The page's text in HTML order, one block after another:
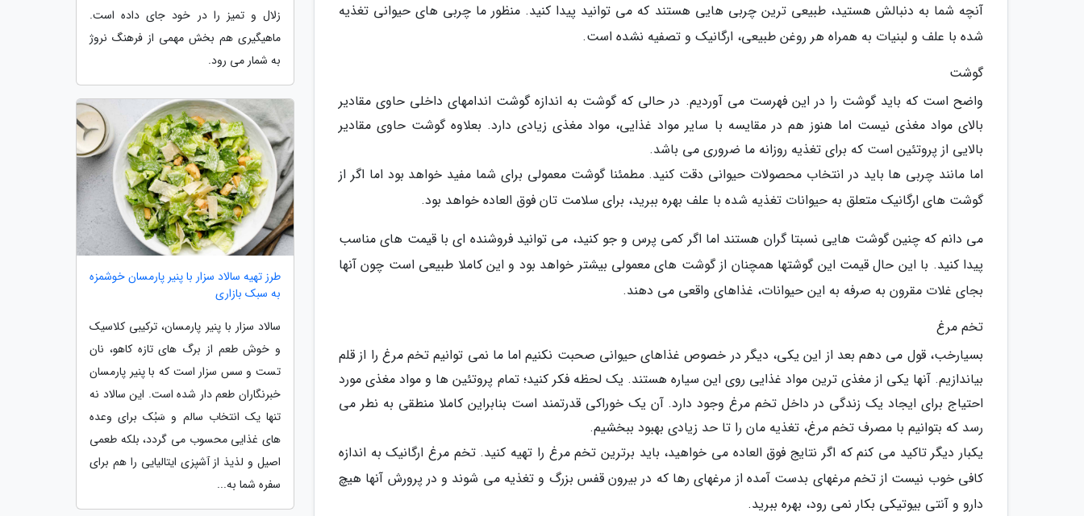
آنچه شما به دنبالش هستید، طبیعی ترین چربی هایی هستند که می توانید پیدا کنید. منظور ما چربی های حیوانی تغذیه
شده با علف و لبنیات به همراه هر روغن طبیعی، ارگانیک و تصفیه نشده است.
گوشت
واضح است که باید گوشت را در این فهرست می آوردیم. در حالی که گوشت به اندازه گوشت اندامهای داخلی حاوی مقادیر
بالای مواد مغذی نیست اما هنوز هم در مقایسه با سایر مواد غذایی، مواد مغذی زیادی دارد. بعلاوه گوشت حاوی مقادیر
بالایی از پروتئین است که برای تغذیه روزانه ما ضروری می باشد.
اما مانند چربی ها باید در انتخاب محصولات حیوانی دقت کنید. مطمئنا گوشت معمولی برای شما مفید خواهد بود اما اگر از
گوشت های ارگانیک متعلق به حیوانات تغذیه شده با علف بهره ببرید، برای سلامت تان فوق العاده خواهد بود.
می دانم که چنین گوشت هایی نسبتا گران هستند اما اگر کمی پرس و جو کنید، می توانید فروشنده ای با قیمت های مناسب
پیدا کنید. با این حال قیمت این گوشتها همچنان از گوشت های معمولی بیشتر خواهد بود و این کاملا طبیعی است چون آنها
بجای غلات مقرون به صرفه به این حیوانات، غذاهای واقعی می دهند.
تخم مرغ
بسیارخب، قول می دهم بعد از این یکی، دیگر در خصوص غذاهای حیوانی صحبت نکنیم اما ما نمی توانیم تخم مرغ را از قلم
بیاندازیم. آنها یکی از مغذی ترین مواد غذایی روی این سیاره هستند. یک لحظه فکر کنید؛ تمام پروتئین ها و مواد مغذی مورد
احتیاج برای ایجاد یک زندگی در داخل تخم مرغ وجود دارد. آن یک خوراکی قدرتمند است بنابراین کاملا منطقی به نطر می
رسد که بتوانیم با مصرف تخم مرغ، تغذیه مان را تا حد زیادی بهبود ببخشیم.
یکبار دیگر تاکید می کنم که اگر نتایج فوق العاده می خواهید، باید برترین تخم مرغ را تهیه کنید. تخم مرغ ارگانیک به اندازه
کافی خوب نیست از تخم مرغهای بدست آمده از مرغهای رها که در بیرون قفس بزرگ و تغذیه می شوند و در پرورش آنها هیچ
دارو و آنتی بیوتیکی بکار نمی رود، بهره ببرید.
زلال و تمیز را در خود جای داده است.
ماهیگیری هم بخش مهمی از فرهنگ نروژ
به شمار می رود.
طرز تهیه سالاد سزار با پنیر پارمسان خوشمزه
به سبک بازاری
سالاد سزار با پنیر پارمسان، ترکیبی کلاسیک
و خوش طعم از برگ های تازه کاهو، نان
تست و سس سزار است که با پنیر پارمسان
خبرنگاران طعم دار شده است. این سالاد نه
تنها یک انتخاب سالم و سَبُک برای وعده
های غذایی محسوب می گردد، بلکه طعمی
اصیل و لذیذ از آشپزی ایتالیایی را هم برای
سفره شما به...